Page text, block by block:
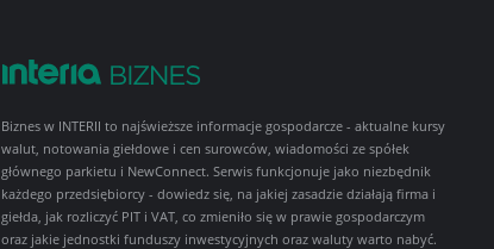
Biznes w INTERII to najświeższe informacje gospodarcze - aktualne kursy
walut, notowania giełdowe i cen surowców, wiadomości ze spółek
głównego parkietu i NewConnect. Serwis funkcjonuje jako niezbędnik
każdego przedsiębiorcy - dowiedz się, na jakiej zasadzie działają firma i
giełda, jak rozliczyć PIT i VAT, co zmieniło się w prawie gospodarczym
oraz jakie jednostki funduszy inwestycyjnych oraz waluty warto nabyć.